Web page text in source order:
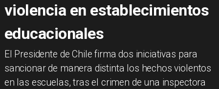
violencia en establecimientos
educacionales
El Presidente de Chile firma dos iniciativas para
sancionar de manera distinta los hechos violentos
en las escuelas, tras el crimen de una inspectora